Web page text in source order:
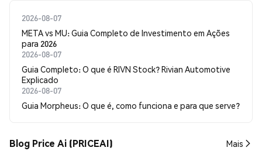
2026-08-07
META vs MU: Guia Completo de Investimento em Ações
para 2026
2026-08-07
Guia Completo: O que é RIVN Stock? Rivian Automotive
Explicado
2026-08-07
Guia Morpheus: O que é, como funciona e para que serve?
Blog Price Ai (PRICEAI) Mais